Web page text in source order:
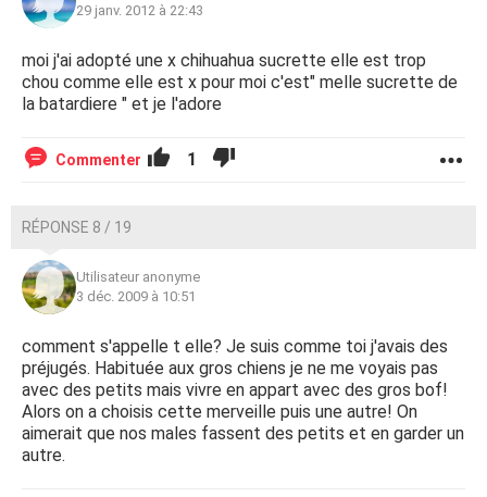
29 janv. 2012 à 22:43
moi j'ai adopté une x chihuahua sucrette elle est trop
chou comme elle est x pour moi c'est" melle sucrette de
la batardiere " et je l'adore
Commenter 1
RÉPONSE 8 / 19
Utilisateur anonyme
3 déc. 2009 à 10:51
comment s'appelle t elle? Je suis comme toi j'avais des
préjugés. Habituée aux gros chiens je ne me voyais pas
avec des petits mais vivre en appart avec des gros bof!
Alors on a choisis cette merveille puis une autre! On
aimerait que nos males fassent des petits et en garder un
autre.